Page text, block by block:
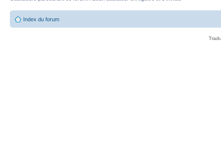
Index du forum